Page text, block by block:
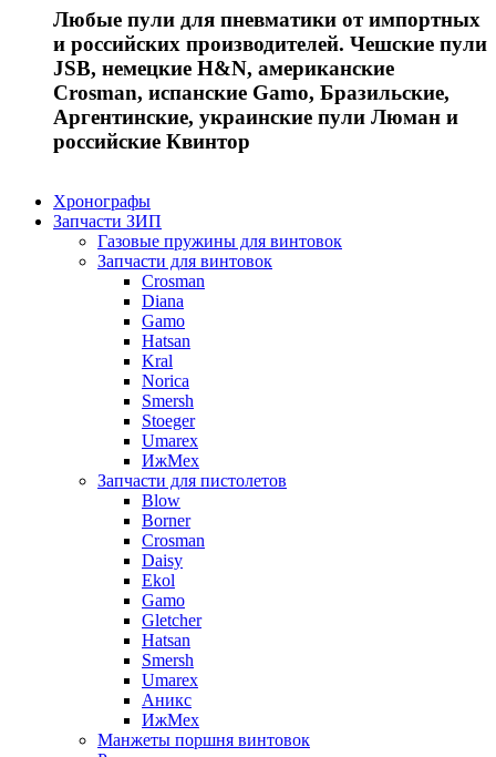
Любые пули для пневматики от импортных
и российских производителей. Чешские пули
JSB, немецкие H&N, американские
Crosman, испанские Gamo, Бразильские,
Аргентинские, украинские пули Люман и
российские Квинтор
Хронографы
Запчасти ЗИП
Газовые пружины для винтовок
Запчасти для винтовок
Crosman
Diana
Gamo
Hatsan
Kral
Norica
Smersh
Stoeger
Umarex
ИжМех
Запчасти для пистолетов
Blow
Borner
Crosman
Daisy
Ekol
Gamo
Gletcher
Hatsan
Smersh
Umarex
Аникс
ИжМех
Манжеты поршня винтовок